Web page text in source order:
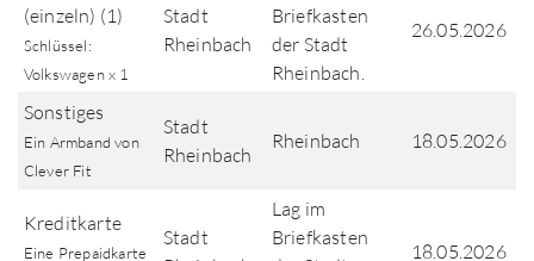
(einzeln) (1)
Schlüssel:
Volkswagen x 1
Stadt
Rheinbach
Briefkasten
der Stadt
Rheinbach.
26.05.2026
Sonstiges
Ein Armband von
Clever Fit
Stadt
Rheinbach
Rheinbach 18.05.2026
Kreditkarte
Eine Prepaidkarte
Stadt
Lag im
Briefkasten
18.05.2026